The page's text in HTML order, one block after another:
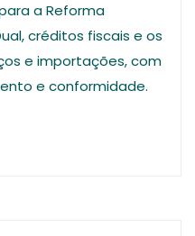
a Reforma
créditos fiscais e os
e importações, com
e conformidade.